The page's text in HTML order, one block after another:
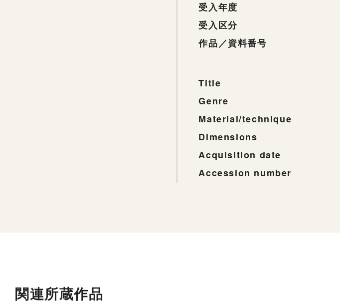
受入年度
受入区分
作品／資料番号
Title
Genre
Material/technique
Dimensions
Acquisition date
Accession number
関連所蔵作品